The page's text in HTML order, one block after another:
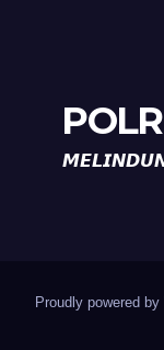
Proudly powered